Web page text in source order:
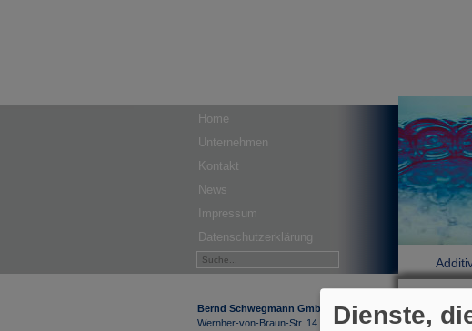
Home
Unternehmen
Kontakt
News
Impressum
Datenschutzerklärung
Bernd Schwegmann GmbH & Co. KG
Wernher-von-Braun-Str. 14
Dienste,